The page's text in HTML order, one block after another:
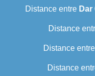
Distance entre
Distance
Distance entre
Distance